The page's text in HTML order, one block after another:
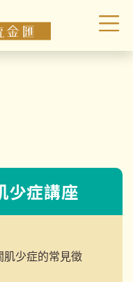
少症講座
少症的常見徵